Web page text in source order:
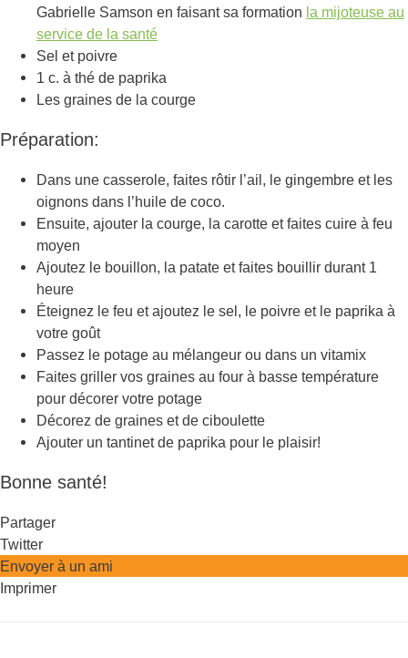
Gabrielle Samson en faisant sa formation la mijoteuse au
service de la santé
Sel et poivre
1 c. à thé de paprika
Les graines de la courge
Préparation:
Dans une casserole, faites rôtir l’ail, le gingembre et les
oignons dans l’huile de coco.
Ensuite, ajouter la courge, la carotte et faites cuire à feu
moyen
Ajoutez le bouillon, la patate et faites bouillir durant 1
heure
Éteignez le feu et ajoutez le sel, le poivre et le paprika à
votre goût
Passez le potage au mélangeur ou dans un vitamix
Faites griller vos graines au four à basse température
pour décorer votre potage
Décorez de graines et de ciboulette
Ajouter un tantinet de paprika pour le plaisir!
Bonne santé!
Partager
Twitter
Envoyer à un ami
Imprimer